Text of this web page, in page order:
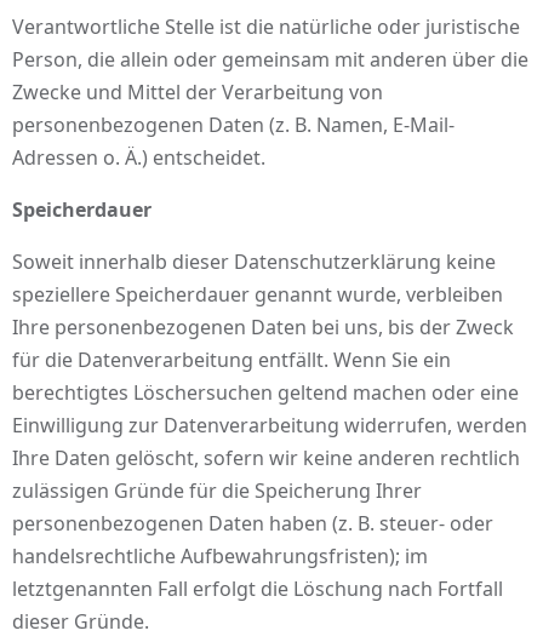
Verantwortliche Stelle ist die natürliche oder juristische
Person, die allein oder gemeinsam mit anderen über die
Zwecke und Mittel der Verarbeitung von
personenbezogenen Daten (z. B. Namen, E-Mail-
Adressen o. Ä.) entscheidet.
Speicherdauer
Soweit innerhalb dieser Datenschutzerklärung keine
speziellere Speicherdauer genannt wurde, verbleiben
Ihre personenbezogenen Daten bei uns, bis der Zweck
für die Datenverarbeitung entfällt. Wenn Sie ein
berechtigtes Löschersuchen geltend machen oder eine
Einwilligung zur Datenverarbeitung widerrufen, werden
Ihre Daten gelöscht, sofern wir keine anderen rechtlich
zulässigen Gründe für die Speicherung Ihrer
personenbezogenen Daten haben (z. B. steuer- oder
handelsrechtliche Aufbewahrungsfristen); im
letztgenannten Fall erfolgt die Löschung nach Fortfall
dieser Gründe.